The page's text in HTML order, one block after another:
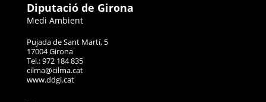
Diputació de Girona
Medi Ambient
Pujada de Sant Martí, 5
17004 Girona
Tel.: 972 184 835
cilma@cilma.cat
www.ddgi.cat